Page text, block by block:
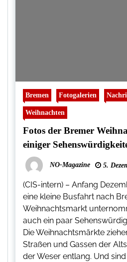
Bremen Fotogalerien
Weihnachten
Fotos der Bremer
einiger
NO-Magazine 5.
(CIS-intern) – Anfang
eine kleine Busfahrt nach
Weihnachtsmarkt
auch ein paar
Die Weihnachtsmärkte
Straßen und Gassen der
der Weser entlang. Und